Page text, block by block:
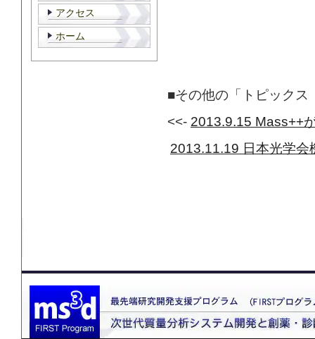
■その他の「トピックス
<<- 2013.9.15 Mass++
2013.11.19 日本光学会
アクセス
ホーム